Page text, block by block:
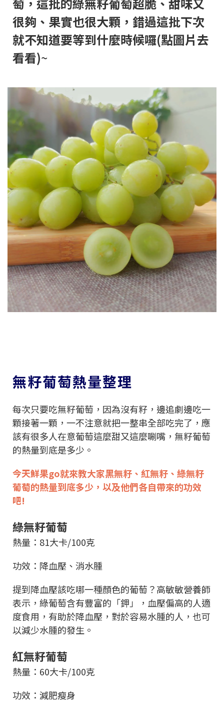
很夠、果實也很大顆，錯過這批下次
就不知道要等到什麼時候囉(點圖片去
看看)~
無籽葡萄熱量整理
每次只要吃無籽葡萄，因為沒有籽，邊追劇邊吃一
顆接著一顆，一不注意就把一整串全部吃完了，應
該有很多人在意葡萄這麼甜又這麼唰嘴，無籽葡萄
的熱量到底是多少。
今天鮮果go就來教大家黑無籽、紅無籽、綠無籽
葡萄的熱量到底多少，以及他們各自帶來的功效
吧!
綠無籽葡萄
熱量：81大卡/100克
功效：降血壓、消水腫
提到降血壓該吃哪一種顏色的葡萄？高敏敏營養師
表示，綠葡萄含有豐富的「鉀」，血壓偏高的人適
度食用，有助於降血壓，對於容易水腫的人，也可
以減少水腫的發生。
紅無籽葡萄
熱量：60大卡/100克
功效：減肥瘦身